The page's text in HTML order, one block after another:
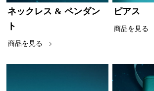
ネックレス & ペンダン
ト
商品を見る
ピアス
商品を見る